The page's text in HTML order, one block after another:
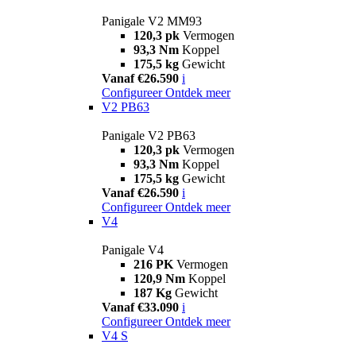
Panigale V2 MM93
120,3 pk Vermogen
93,3 Nm Koppel
175,5 kg Gewicht
Vanaf €26.590 i
Configureer Ontdek meer
V2 PB63
Panigale V2 PB63
120,3 pk Vermogen
93,3 Nm Koppel
175,5 kg Gewicht
Vanaf €26.590 i
Configureer Ontdek meer
V4
Panigale V4
216 PK Vermogen
120,9 Nm Koppel
187 Kg Gewicht
Vanaf €33.090 i
Configureer Ontdek meer
V4 S